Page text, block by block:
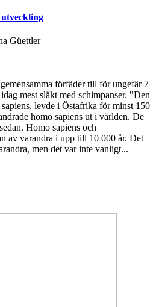
Güettler
förfäder till för ungefär 7
mest släkt med schimpanser. "Den
levde i Östafrika för minst 150
homo sapiens ut i världen. De
Homo sapiens och
av varandra i upp till 10 000 år. Det
men det var inte vanligt...